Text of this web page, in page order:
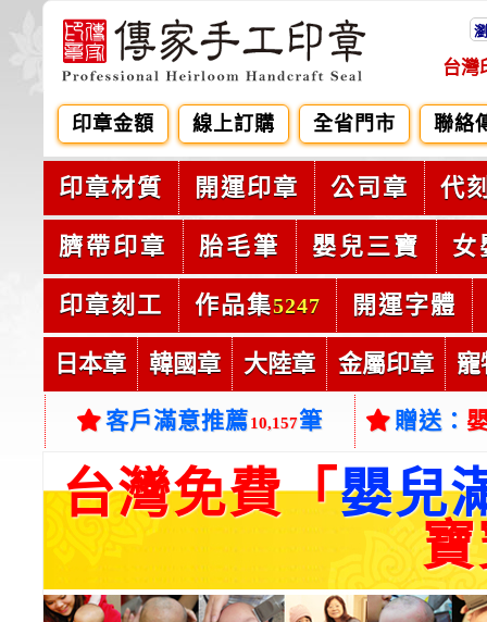
台灣
印章金額 線上訂購 全省門市 聯絡
印章材質 開運印章 公司章 代
臍帶印章 胎毛筆 嬰兒三寶 女
印章刻工 作品集5247 開運字體
日本章 韓國章 大陸章 金屬印章 寵
客戶滿意推薦10,157筆 贈送：
台灣免費「嬰兒